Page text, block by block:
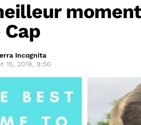
Incognita
15, 2019, 8:50